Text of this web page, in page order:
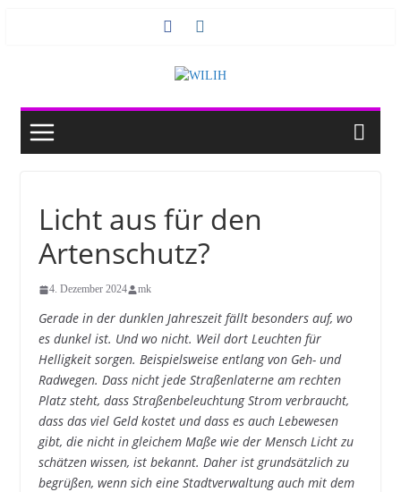
Licht aus für den
Artenschutz?
4. Dezember 2024 mk
Gerade in der dunklen Jahreszeit fällt besonders auf, wo
es dunkel ist. Und wo nicht. Weil dort Leuchten für
Helligkeit sorgen. Beispielsweise entlang von Geh- und
Radwegen. Dass nicht jede Straßenlaterne am rechten
Platz steht, dass Straßenbeleuchtung Strom verbraucht,
dass das viel Geld kostet und dass es auch Lebewesen
gibt, die nicht in gleichem Maße wie der Mensch Licht zu
schätzen wissen, ist bekannt. Daher ist grundsätzlich zu
begrüßen, wenn sich eine Stadtverwaltung auch mit dem